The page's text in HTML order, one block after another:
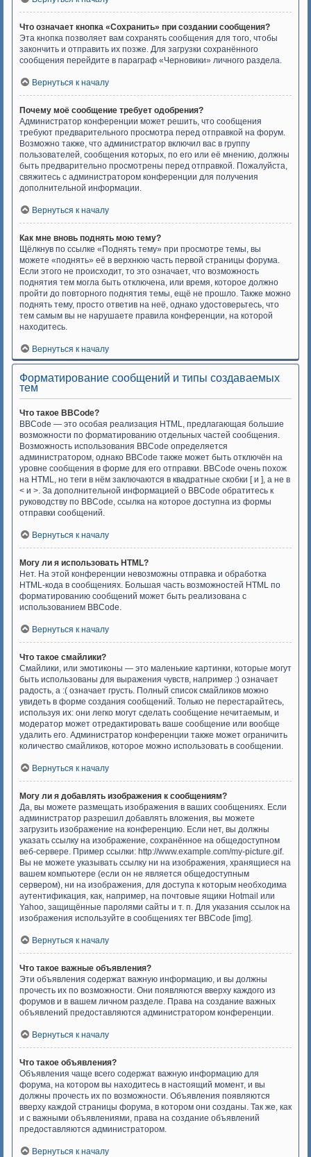
Что означает кнопка «Сохранить» при создании сообщения?
Эта кнопка позволяет вам сохранять сообщения для того, чтобы
закончить и отправить их позже. Для загрузки сохранённого
сообщения перейдите в параграф «Черновики» личного раздела.
Вернуться к началу
Почему моё сообщение требует одобрения?
Администратор конференции может решить, что сообщения
требуют предварительного просмотра перед отправкой на форум.
Возможно также, что администратор включил вас в группу
пользователей, сообщения которых, по его или её мнению, должны
быть предварительно просмотрены перед отправкой. Пожалуйста,
свяжитесь с администратором конференции для получения
дополнительной информации.
Вернуться к началу
Как мне вновь поднять мою тему?
Щёлкнув по ссылке «Поднять тему» при просмотре темы, вы
можете «поднять» её в верхнюю часть первой страницы форума.
Если этого не происходит, то это означает, что возможность
поднятия тем могла быть отключена, или время, которое должно
пройти до повторного поднятия темы, ещё не прошло. Также можно
поднять тему, просто ответив на неё, однако удостоверьтесь, что
тем самым вы не нарушаете правила конференции, на которой
находитесь.
Вернуться к началу
Форматирование сообщений и типы создаваемых
тем
Что такое BBCode?
BBCode — это особая реализация HTML, предлагающая большие
возможности по форматированию отдельных частей сообщения.
Возможность использования BBCode определяется
администратором, однако BBCode также может быть отключён на
уровне сообщения в форме для его отправки. BBCode очень похож
на HTML, но теги в нём заключаются в квадратные скобки [ и ], а не в
< и >. За дополнительной информацией о BBCode обратитесь к
руководству по BBCode, ссылка на которое доступна из формы
отправки сообщений.
Вернуться к началу
Могу ли я использовать HTML?
Нет. На этой конференции невозможны отправка и обработка
HTML-кода в сообщениях. Большая часть возможностей HTML по
форматированию сообщений может быть реализована с
использованием BBCode.
Вернуться к началу
Что такое смайлики?
Смайлики, или эмотиконы — это маленькие картинки, которые могут
быть использованы для выражения чувств, например :) означает
радость, а :( означает грусть. Полный список смайликов можно
увидеть в форме создания сообщений. Только не перестарайтесь,
используя их: они легко могут сделать сообщение нечитаемым, и
модератор может отредактировать ваше сообщение или вообще
удалить его. Администратор конференции также может ограничить
количество смайликов, которое можно использовать в сообщении.
Вернуться к началу
Могу ли я добавлять изображения к сообщениям?
Да, вы можете размещать изображения в ваших сообщениях. Если
администратор разрешил добавлять вложения, вы можете
загрузить изображение на конференцию. Если нет, вы должны
указать ссылку на изображение, сохранённое на общедоступном
веб-сервере. Пример ссылки: http://www.example.com/my-picture.gif.
Вы не можете указывать ссылку ни на изображения, хранящиеся на
вашем компьютере (если он не является общедоступным
сервером), ни на изображения, для доступа к которым необходима
аутентификация, как, например, на почтовые ящики Hotmail или
Yahoo, защищённые паролями сайты и т. п. Для указания ссылок на
изображения используйте в сообщениях тег BBCode [img].
Вернуться к началу
Что такое важные объявления?
Эти объявления содержат важную информацию, и вы должны
прочесть их по возможности. Они появляются вверху каждого из
форумов и в вашем личном разделе. Права на создание важных
объявлений предоставляются администратором конференции.
Вернуться к началу
Что такое объявления?
Объявления чаще всего содержат важную информацию для
форума, на котором вы находитесь в настоящий момент, и вы
должны прочесть их по возможности. Объявления появляются
вверху каждой страницы форума, в котором они созданы. Так же, как
и с важными объявлениями, права на создание объявлений
предоставляются администратором.
Вернуться к началу